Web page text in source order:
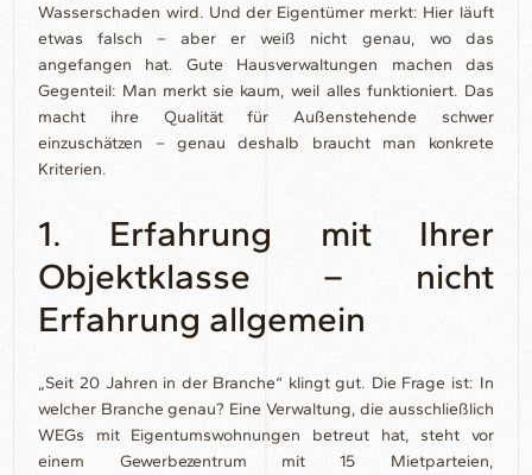
Wasserschaden wird. Und der Eigentümer merkt: Hier läuft
etwas falsch – aber er weiß nicht genau, wo das
angefangen hat. Gute Hausverwaltungen machen das
Gegenteil: Man merkt sie kaum, weil alles funktioniert. Das
macht ihre Qualität für Außenstehende schwer
einzuschätzen – genau deshalb braucht man konkrete
Kriterien.
1. Erfahrung mit Ihrer
Objektklasse – nicht
Erfahrung allgemein
„Seit 20 Jahren in der Branche“ klingt gut. Die Frage ist: In
welcher Branche genau? Eine Verwaltung, die ausschließlich
WEGs mit Eigentumswohnungen betreut hat, steht vor
einem Gewerbezentrum mit 15 Mietparteien,